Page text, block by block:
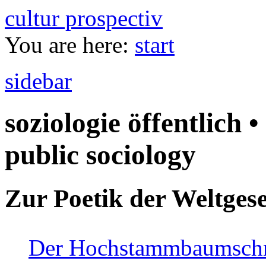
cultur prospectiv
You are here: start
sidebar
soziologie öffentlich
public sociology
Zur Poetik der
Der